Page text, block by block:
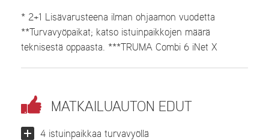
* 2+1 Lisävarusteena ilman ohjaamon vuodetta
**Turvavyöpaikat; katso istuinpaikkojen määrä
teknisestä oppaasta. ***TRUMA Combi 6 iNet X
MATKAILUAUTON EDUT
4 istuinpaikkaa turvavyöllä